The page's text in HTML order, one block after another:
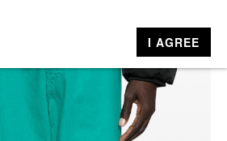
I AGREE